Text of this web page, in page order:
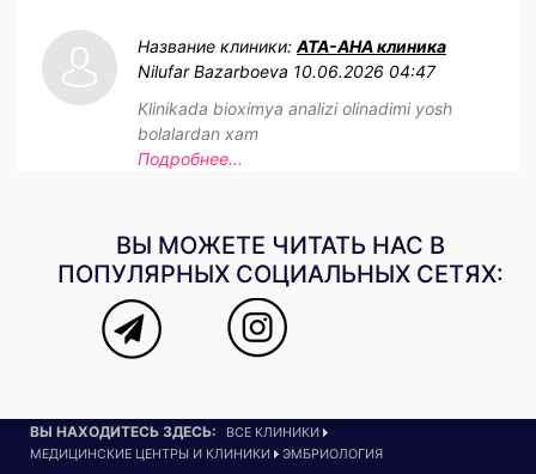
Название клиники: АТА-АНА клиника
Nilufar Bazarboeva 10.06.2026 04:47
Klinikada bioximya analizi olinadimi yosh
bolalardan xam
Подробнее...
ВЫ МОЖЕТЕ ЧИТАТЬ НАС В
ПОПУЛЯРНЫХ СОЦИАЛЬНЫХ СЕТЯХ:
ВЫ НАХОДИТЕСЬ ЗДЕСЬ:
ВСЕ КЛИНИКИ
МЕДИЦИНСКИЕ ЦЕНТРЫ И КЛИНИКИ
ЭМБРИОЛОГИЯ